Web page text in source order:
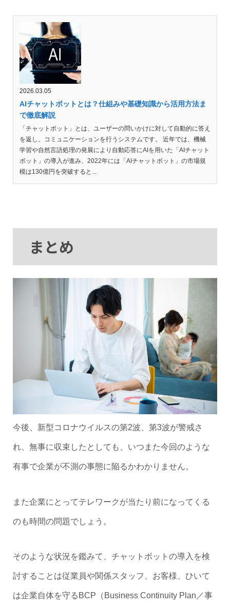
2026.03.05
AIチャットボットとは？仕組みや基礎知識から活用方法ま
で徹底解説
「チャットボット」とは、ユーザーの問いかけに対して自動的に答え
を返し、コミュニケーションを行うシステムです。 近年では、機械
学習や自然言語処理の発展により自動応答にAIを用いた「AIチャット
ボット」の導入が進み、2022年には「AIチャットボット」の市場規
模は130億円を突破すると...
まとめ
今後、新型コロナウイルスの第2波、第3波が警戒さ
れ、無事に収束したとしても、いつまた今回のような
有事で企業が不測の事態に陥るかわかりません。
また企業にとってテレワークが当たり前になってくる
のも時間の問題でしょう。
そのような状況を鑑みて、チャットボットの導入を検
討することは従業員や関係スタッフ、お客様、ひいて
は企業自体を守るBCP（Business Continuity Plan／事